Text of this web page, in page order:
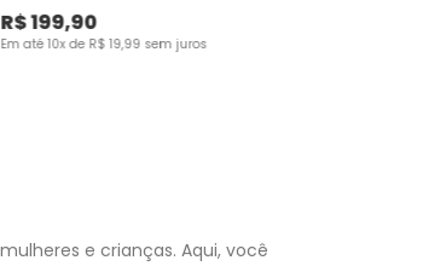
R$199,90
Em até10x de R$ 19,99 sem juros
e crianças. Aqui, você